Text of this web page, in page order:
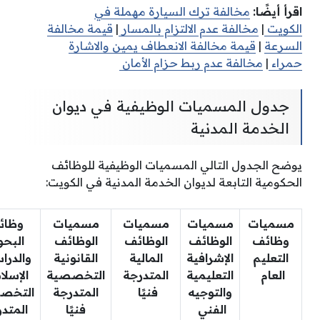
اقرأ أيضًا: مخالفة ترك السيارة مهملة في
الكويت | مخالفة عدم الالتزام بالمسار | قيمة مخالفة
السرعة | قيمة مخالفة الانعطاف يمين والاشارة
حمراء | مخالفة عدم ربط حزام الأمان
جدول المسميات الوظيفية في ديوان
الخدمة المدنية
يوضح الجدول التالي المسميات الوظيفية للوظائف
الحكومية التابعة لديوان الخدمة المدنية في الكويت:
مسميات
وظائف
التعليم
العام
مسميات
الوظائف
الإشرافية
التعليمية
والتوجيه
الفني
مسميات
الوظائف
المالية
المتدرجة
فنيًا
مسميات
الوظائف
القانونية
التخصصية
المتدرجة
فنيًا